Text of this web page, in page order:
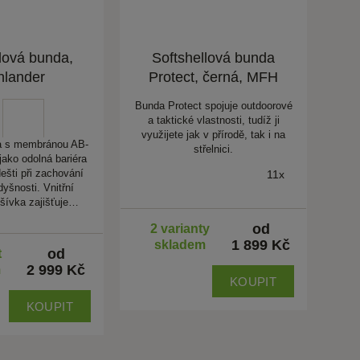
bunda,
s membránou AB-
odolná bariéra
při zachování
Vnitřní
zajišťuje…
od
2 999 Kč
KOUPIT
Softshellová bunda
Protect, černá, MFH
Bunda Protect spojuje outdoorové
a taktické vlastnosti, tudíž ji
využijete jak v přírodě, tak i na
střelnici.
11x
2 varianty
skladem
od
1 899 Kč
KOUPIT